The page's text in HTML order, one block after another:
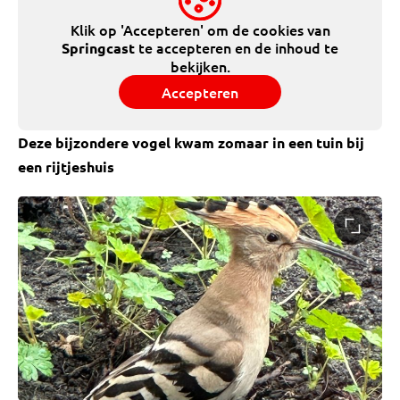
Klik op 'Accepteren' om de cookies van
Springcast te accepteren en de inhoud te
bekijken.
Accepteren
Deze bijzondere vogel kwam zomaar in een tuin bij
een rijtjeshuis